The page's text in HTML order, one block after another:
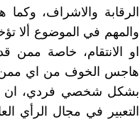
الرقابة والاشراف،
والمهم في الموضوع ألا
او الانتقام، خاصة ممن
هاجس الخوف من اي ممن
بشكل شخصي فردي، ان
التعبير في مجال الرأي